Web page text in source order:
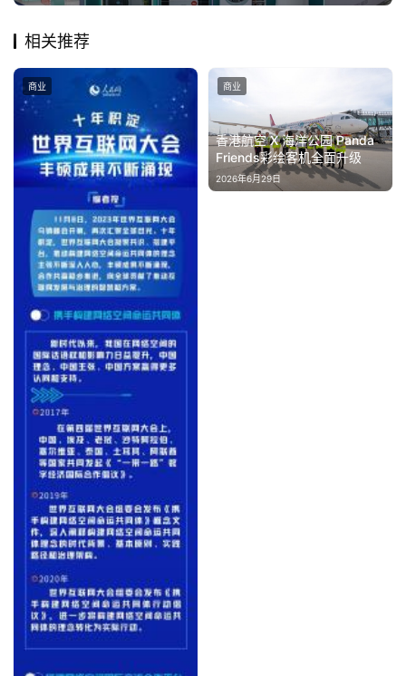
首
资
业
消
活
相关推荐
商业
香港航空 X 海洋公园 Panda
Friends彩绘客机全面升级
2026年6月29日
商业